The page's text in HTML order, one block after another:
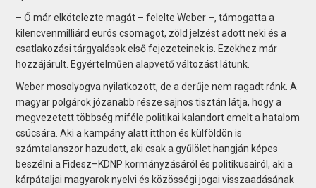
– Ő már elkötelezte magát – felelte Weber –, támogatta a
kilencvenmilliárd eurós csomagot, zöld jelzést adott neki és a
csatlakozási tárgyalások első fejezeteinek is. Ezekhez már
hozzájárult. Egyértelműen alapvető változást látunk.
Weber mosolyogva nyilatkozott, de a derűje nem ragadt ránk. A
magyar polgárok józanabb része sajnos tisztán látja, hogy a
megvezetett többség miféle politikai kalandort emelt a hatalom
csúcsára. Aki a kampány alatt itthon és külföldön is
számtalanszor hazudott, aki csak a gyűlölet hangján képes
beszélni a Fidesz–KDNP kormányzásáról és politikusairól, aki a
kárpátaljai magyarok nyelvi és közösségi jogai visszaadásának